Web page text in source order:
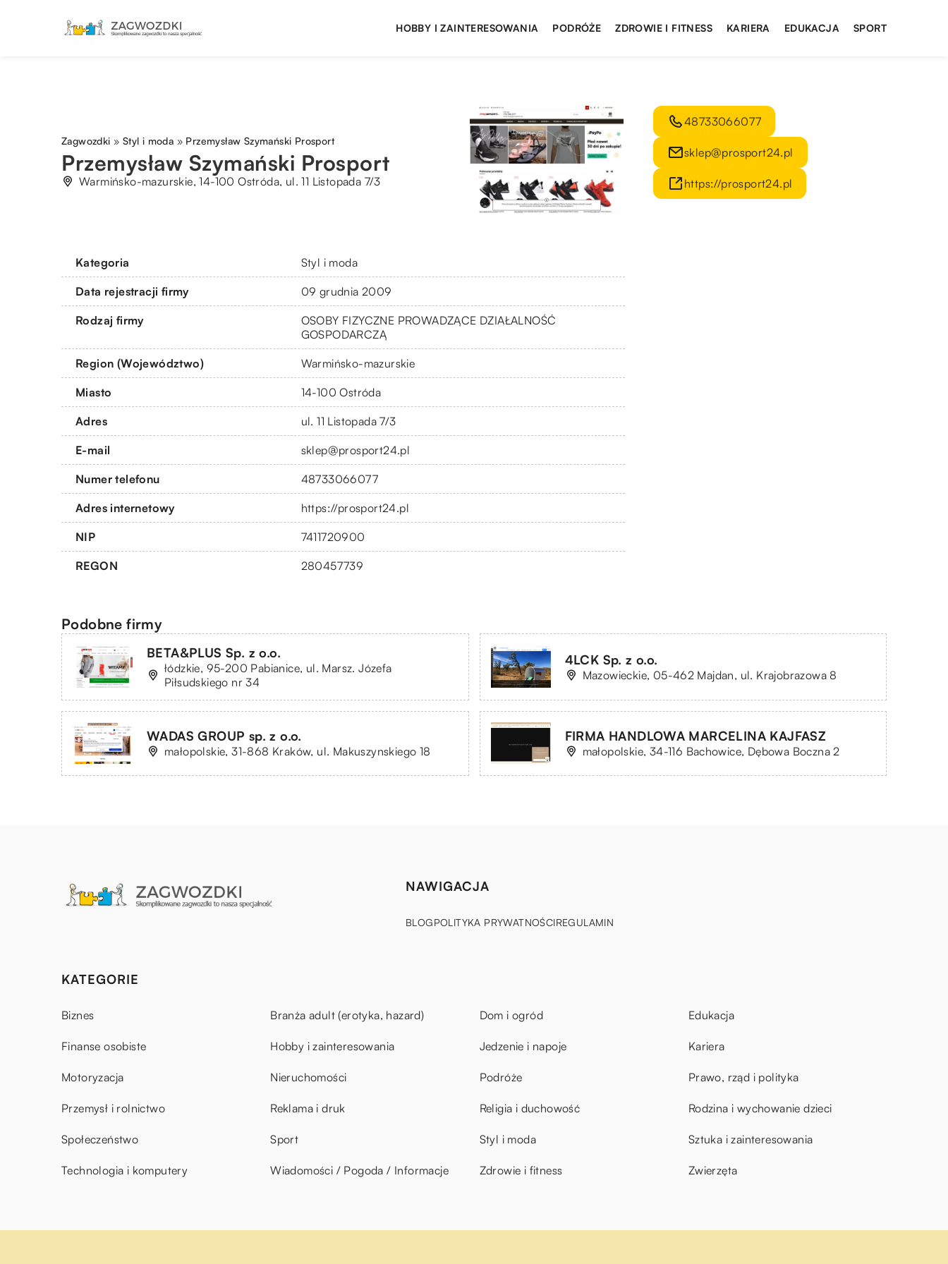
HOBBY I ZAINTERESOWANIA PODRÓŻE ZDROWIE I FITNESS KARIERA EDUKACJA SPORT
Zagwozdki » Styl i moda » Przemysław Szymański Prosport
Przemysław Szymański Prosport
Warmińsko-mazurskie, 14-100 Ostróda, ul. 11 Listopada 7/3
Kategoria Styl i moda
Data rejestracji firmy 09 grudnia 2009
Rodzaj firmy
OSOBY FIZYCZNE PROWADZĄCE DZIAŁALNOŚĆ
GOSPODARCZĄ
Region (Województwo) Warmińsko-mazurskie
Miasto 14-100 Ostróda
Adres ul. 11 Listopada 7/3
E-mail sklep@prosport24.pl
Numer telefonu 48733066077
Adres internetowy https://prosport24.pl
NIP 7411720900
REGON 280457739
48733066077
sklep@prosport24.pl
https://prosport24.pl
Podobne firmy
BETA&PLUS Sp. z o.o.
łódzkie, 95-200 Pabianice, ul. Marsz. Józefa
Piłsudskiego nr 34
4LCK Sp. z o.o.
Mazowieckie, 05-462 Majdan, ul. Krajobrazowa 8
WADAS GROUP sp. z o.o.
małopolskie, 31-868 Kraków, ul. Makuszynskiego 18
FIRMA HANDLOWA MARCELINA KAJFASZ
małopolskie, 34-116 Bachowice, Dębowa Boczna 2
NAWIGACJA
BLOGPOLITYKA PRYWATNOŚCIREGULAMIN
KATEGORIE
Biznes Branża adult (erotyka, hazard) Dom i ogród Edukacja
Finanse osobiste Hobby i zainteresowania Jedzenie i napoje Kariera
Motoryzacja Nieruchomości Podróże Prawo, rząd i polityka
Przemysł i rolnictwo Reklama i druk Religia i duchowość Rodzina i wychowanie dzieci
Społeczeństwo Sport Styl i moda Sztuka i zainteresowania
Technologia i komputery Wiadomości / Pogoda / Informacje Zdrowie i fitness Zwierzęta